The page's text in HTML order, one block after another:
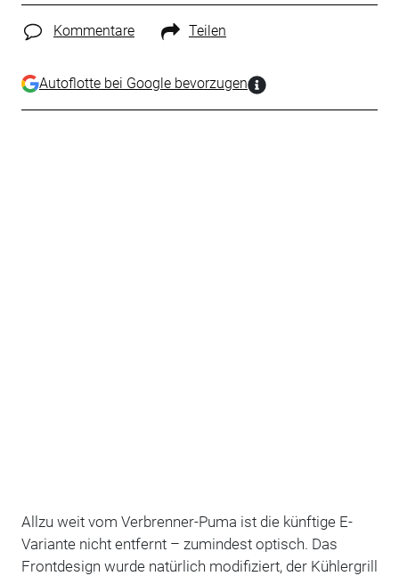
Kommentare Teilen
Autoflotte bei Google bevorzugen
Allzu weit vom Verbrenner-Puma ist die künftige E-
Variante nicht entfernt – zumindest optisch. Das
Frontdesign wurde natürlich modifiziert, der Kühlergrill